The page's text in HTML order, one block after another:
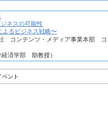
ネスの可能性
よるビジネス戦略〜
コンテンツ・メディア事業本部 コ
経済学部 助教授）
ベント